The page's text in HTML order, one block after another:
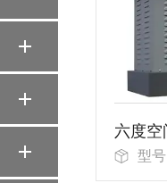
型